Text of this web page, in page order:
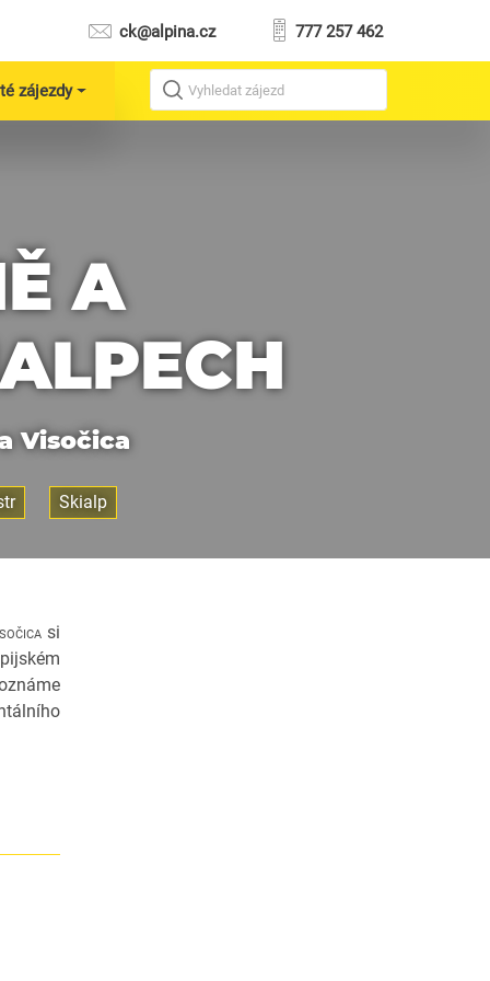
ck@alpina.cz 777 257 462
zájezdy Vyhledat zájezd
A
Visočica
Skialp
si